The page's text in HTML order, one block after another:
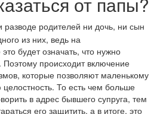
разводе родителей ни дочь, ни сын
из них, ведь на
будет означать, что нужно
Поэтому происходит включение
которые позволяют маленькому
целостность. То есть чем больше
в адрес бывшего супруга, тем
его защитить, а в итоге, это